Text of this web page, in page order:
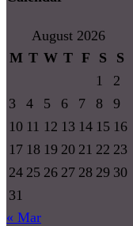
August 2026
M T W T F S
S
1
2
3
4 5 6 7 8
9
10 11 12 13 14 15 16
17 18 19 20 21 22 23
24 25 26 27 28 29 30
31
« Mar